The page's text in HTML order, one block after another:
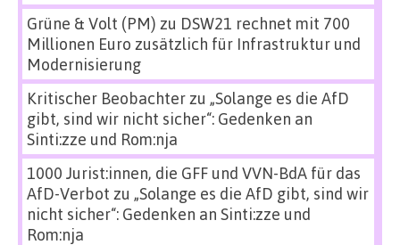
Grüne & Volt (PM) zu DSW21 rechnet mit 700
Millionen Euro zusätzlich für Infrastruktur und
Modernisierung
Kritischer Beobachterzu „Solange es die AfD
gibt, sind wir nicht sicher“: Gedenken an
Sinti:zze und Rom:nja
1000 Jurist:innen, die GFF und VVN-BdA für das
AfD-Verbot zu „Solange es die AfD gibt, sind wir
nicht sicher“: Gedenken an Sinti:zze und
Rom:nja